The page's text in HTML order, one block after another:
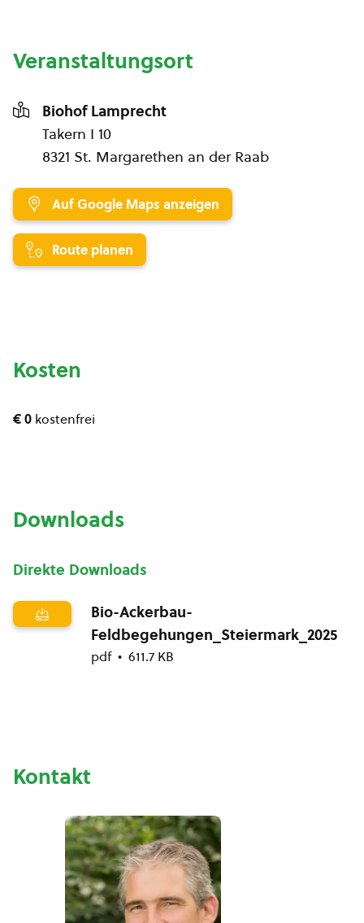
Veranstaltungsort
Biohof Lamprecht
Takern I 10
8321 St. Margarethen an der Raab
Auf Google Maps anzeigen
Route planen
Kosten
€ 0 kostenfrei
Downloads
Direkte Downloads
Bio-Ackerbau-
Feldbegehungen_Steiermark_2025
pdf 611.7 KB
Kontakt